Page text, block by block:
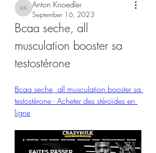
Anton Knoedler
Anton Knoedler
September 16, 2023
Bcaa seche, all
musculation booster sa
testostérone
Bcaa seche, all musculation booster sa
testostérone - Acheter des stéroïdes en
ligne